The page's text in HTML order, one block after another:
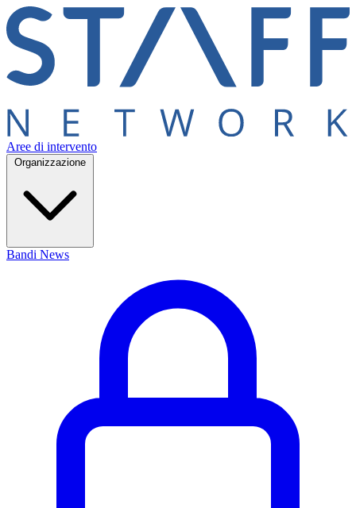
Aree di intervento
Bandi News